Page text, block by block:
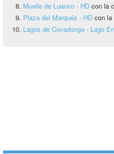
Muelle de Luanco - HD con la
Plaza del Marqués - HD con la
Lagos de Covadonga - Lago